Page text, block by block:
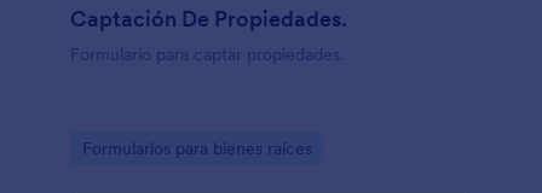
Captación De Propiedades.
Formulario para captar propiedades.
Go to Category:
Formularios para bienes raíces